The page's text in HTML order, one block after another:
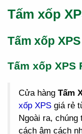
Tấm xốp
Tấm xốp
Tấm xốp XPS
Cửa hàng Tấm
xốp XPS giá rẻ
Ngoài ra, chúng
cách âm cách